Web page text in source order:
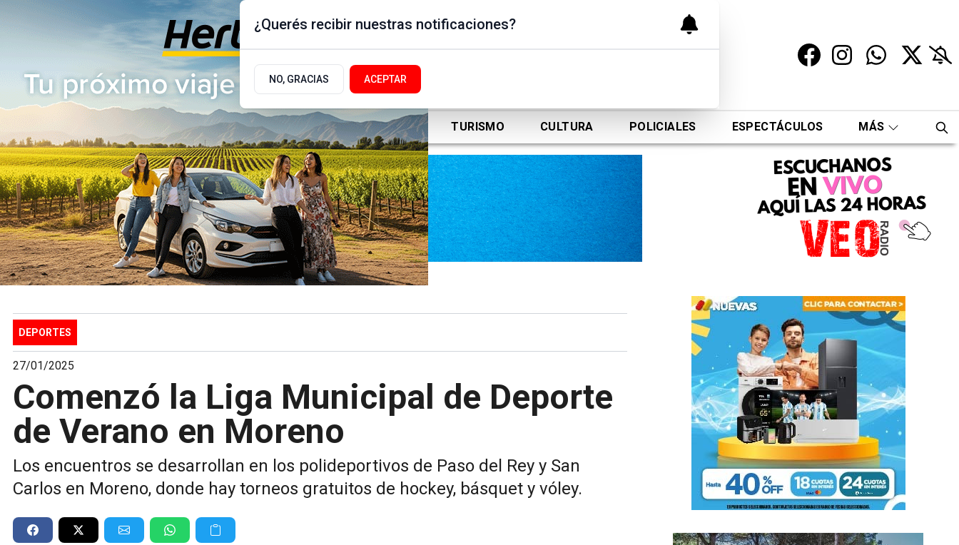
Viernes 7 de Agosto
de 2026
17.9ºc | Buenos Aires, AR
ACTUALIDAD POLÍTICA DEPORTES TURISMO CULTURA POLICIALES ESPECTÁCULOS MÁS
DEPORTES
27/01/2025
Comenzó la Liga Municipal de Deporte
de Verano en Moreno
Los encuentros se desarrollan en los polideportivos de Paso del Rey y San
Carlos en Moreno, donde hay torneos gratuitos de hockey, básquet y vóley.
¿Querés recibir nuestras notificaciones?
NO, GRACIAS ACEPTAR